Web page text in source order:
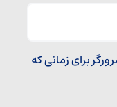
برای زمانی که